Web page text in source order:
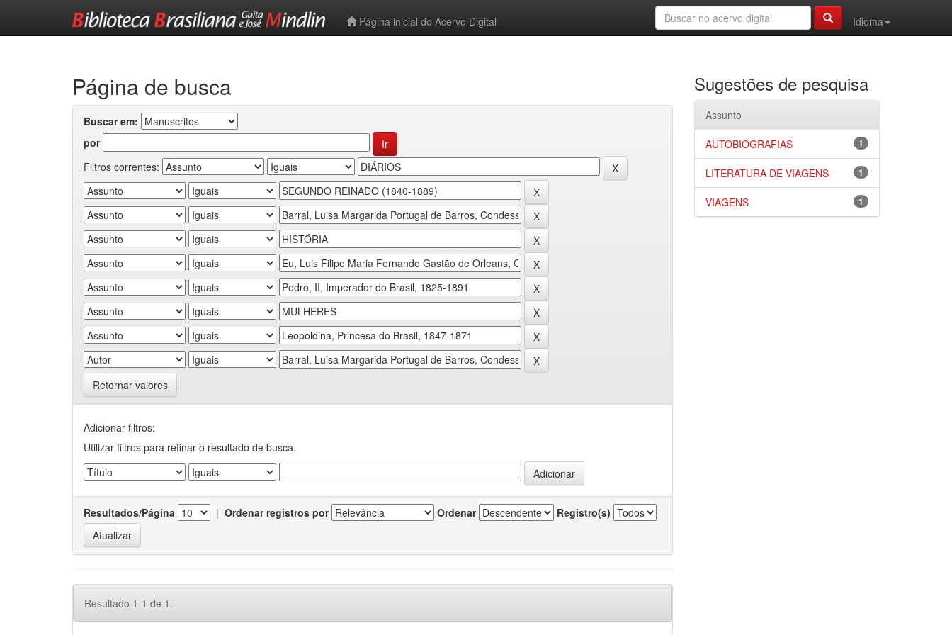
Página inicial do Acervo Digital
Idioma
Página de busca
Buscar em:
por
Filtros correntes:
Retornar valores
Adicionar filtros:
Utilizar filtros para refinar o resultado de busca.
Resultados/Página | Ordenar registros por Ordenar Registro(s)
Resultado 1-1 de 1.
Sugestões de pesquisa
Assunto
1
AUTOBIOGRAFIAS
1
LITERATURA DE VIAGENS
1
VIAGENS